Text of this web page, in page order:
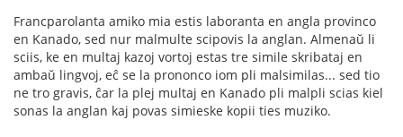
Francparolanta amiko mia estis laboranta en angla provinco
en Kanado, sed nur malmulte scipovis la anglan. Almenaŭ li
sciis, ke en multaj kazoj vortoj estas tre simile skribataj en
ambaŭ lingvoj, eĉ se la prononco iom pli malsimilas... sed tio
ne tro gravis, ĉar la plej multaj en Kanado pli malpli scias kiel
sonas la anglan kaj povas simieske kopii ties muziko.